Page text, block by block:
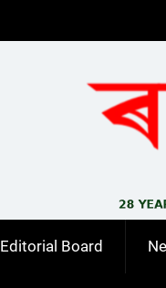
Editorial Board